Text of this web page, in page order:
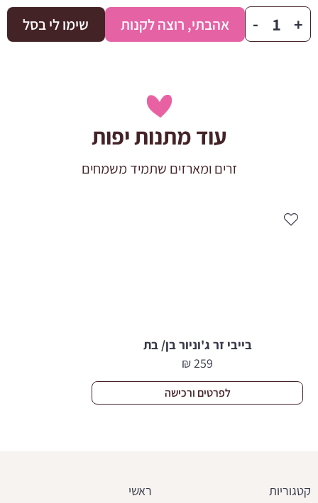
+
כמות
של
- אהבתי, רוצה לקנות שימו לי בסל
עוד מתנות יפות
זרים ומארזים שתמיד משמחים
בייבי זר ג'וניור בן/ בת
259
₪
לפרטים ורכישה
קטגוריות ראשי